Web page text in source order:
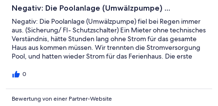
Negativ: Die Poolanlage (Umwälzpumpe) ...
Negativ: Die Poolanlage (Umwälzpumpe) fiel bei Regen immer
aus. (Sicherung/ FI- Schutzschalter) Ein Mieter ohne technisches
Verständnis, hätte Stunden lang ohne Strom für das gesamte
Haus aus kommen müssen. Wir trennten die Stromversorgung
Pool, und hatten wieder Strom für das Ferienhaus. Die erste
Regen ging wieder nichts !
0
Bewertung von einer Partner-Website